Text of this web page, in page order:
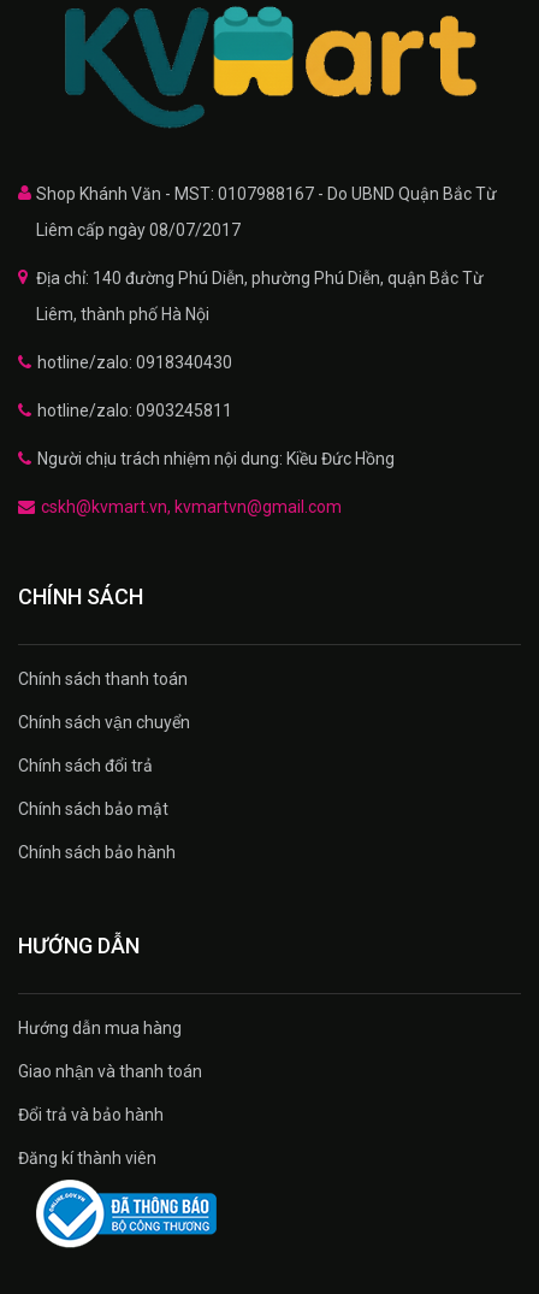
Shop Khánh Văn - MST: 0107988167 - Do UBND Quận Bắc Từ
Liêm cấp ngày 08/07/2017
Địa chỉ: 140 đường Phú Diễn, phường Phú Diễn, quận Bắc Từ
Liêm, thành phố Hà Nội
hotline/zalo: 0918340430
hotline/zalo: 0903245811
Người chịu trách nhiệm nội dung: Kiều Đức Hồng
cskh@kvmart.vn, kvmartvn@gmail.com
CHÍNH SÁCH
Chính sách thanh toán
Chính sách vận chuyển
Chính sách đổi trả
Chính sách bảo mật
Chính sách bảo hành
HƯỚNG DẪN
Hướng dẫn mua hàng
Giao nhận và thanh toán
Đổi trả và bảo hành
Đăng kí thành viên